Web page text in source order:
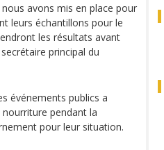
nous avons mis en place pour
leurs échantillons pour le
les résultats avant
principal du
événements publics a
nourriture pendant la
pour leur situation.